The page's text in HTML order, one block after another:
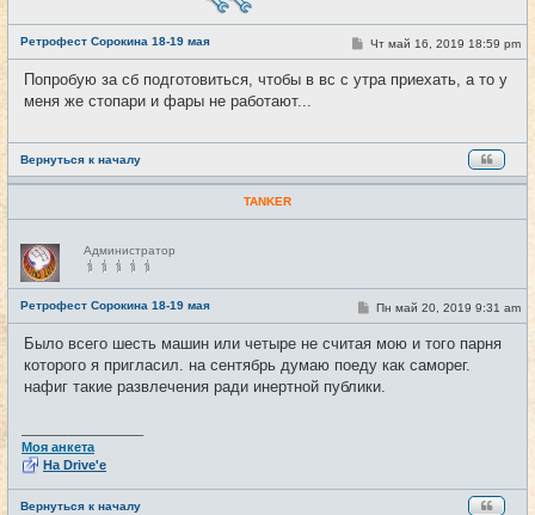
е
т
и
Ретрофест Сорокина 18-19 мая #12
С
о
б
и
Чт май 16, 2019 18:59 pm
Попробую за сб подготовиться, чтобы в вс с утра приехать, а то у
меня же стопари и фары не работают...
Вернуться к началу
TANKER
Н
е
в
с
е
т
и
Администратор
Ретрофест Сорокина 18-19 мая #13
С
о
б
щ
е
н
Пн май 20, 2019 9:31 am
Было всего шесть машин или четыре не считая мою и того парня
которого я пригласил. на сентябрь думаю поеду как саморег.
нафиг такие развлечения ради инертной публики.
Моя анкета
На Drive'e
Вернуться к началу